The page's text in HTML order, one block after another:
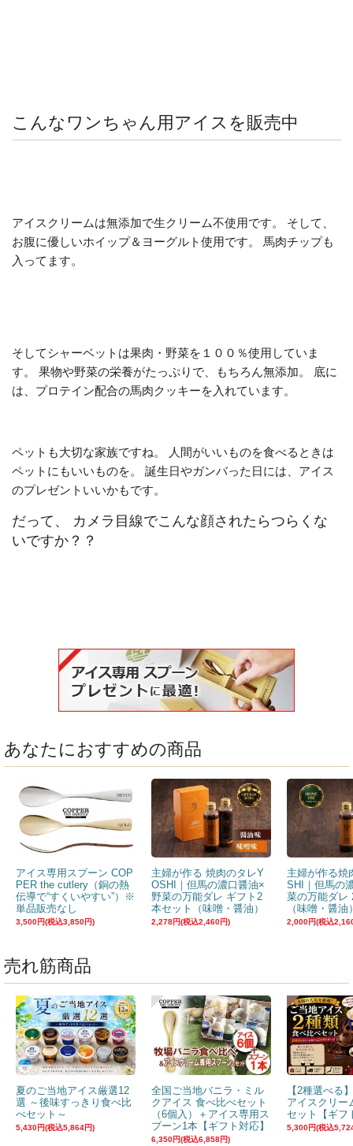
こんなワンちゃん用アイスを販売中
アイスクリームは無添加で生クリーム不使用です。 そして、
お腹に優しいホイップ＆ヨーグルト使用です。 馬肉チップも
入ってます。
そしてシャーベットは果肉・野菜を１００％使用していま
す。 果物や野菜の栄養がたっぷりで、もちろん無添加。 底に
は、プロテイン配合の馬肉クッキーを入れています。
ペットも大切な家族ですね。 人間がいいものを食べるときは
ペットにもいいものを。 誕生日やガンバった日には、アイス
のプレゼントいいかもです。
だって、 カメラ目線でこんな顔されたらつらくな
いですか？？
あなたにおすすめの商品
アイス専用スプーン COP
PER the cutlery（銅の熱
伝導で“すくいやすい”）※
単品販売なし
3,500円(税込3,850円)
主婦が作る 焼肉のタレY
OSHI｜但馬の濃口醤油×
野菜の万能ダレ ギフト2
本セット（味噌・醤油）
2,278円(税込2,460円)
主婦が作る焼
SHI｜但馬の
菜の万能ダレ
（味噌・醤油
2,000円(税込
売れ筋商品
夏のご当地アイス厳選12
選 ～後味すっきり食べ比
べセット～
5,430円(税込5,864円)
全国ご当地バニラ・ミル
クアイス 食べ比べセット
（6個入）＋アイス専用ス
プーン1本【ギフト対応】
6,350円(税込6,858円)
【2種選べる
アイスクリー
セット【ギフ
5,300円(税込